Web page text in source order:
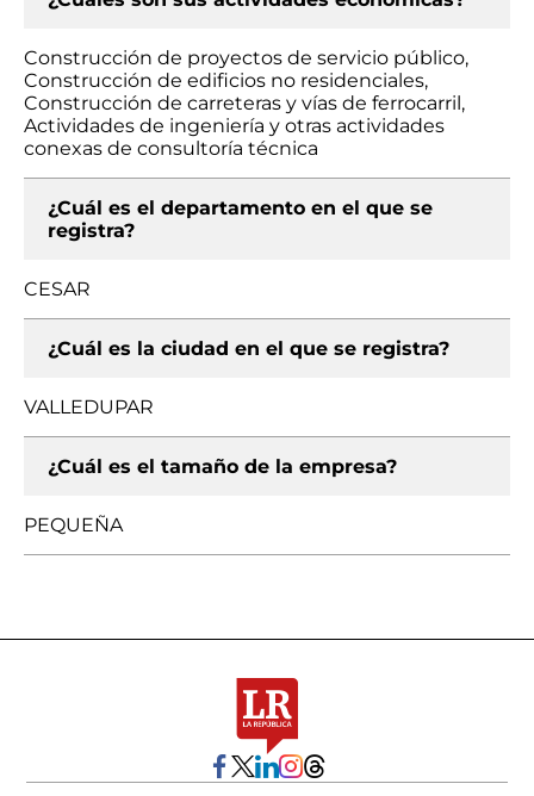
Construcción de proyectos de servicio público,
Construcción de edificios no residenciales,
Construcción de carreteras y vías de ferrocarril,
Actividades de ingeniería y otras actividades
conexas de consultoría técnica
¿Cuál es el departamento en el que se
registra?
CESAR
¿Cuál es la ciudad en el que se registra?
VALLEDUPAR
¿Cuál es el tamaño de la empresa?
PEQUEÑA